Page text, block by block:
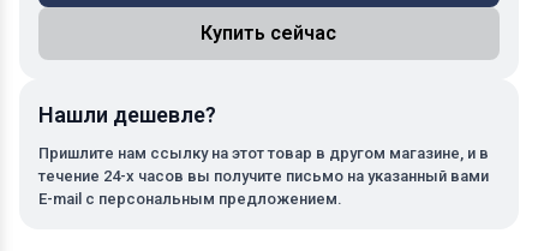
Купить сейчас
Нашли дешевле?
Пришлите нам ссылку на этот товар в другом магазине, и в
течение 24-х часов вы получите письмо на указанный вами
E-mail с персональным предложением.